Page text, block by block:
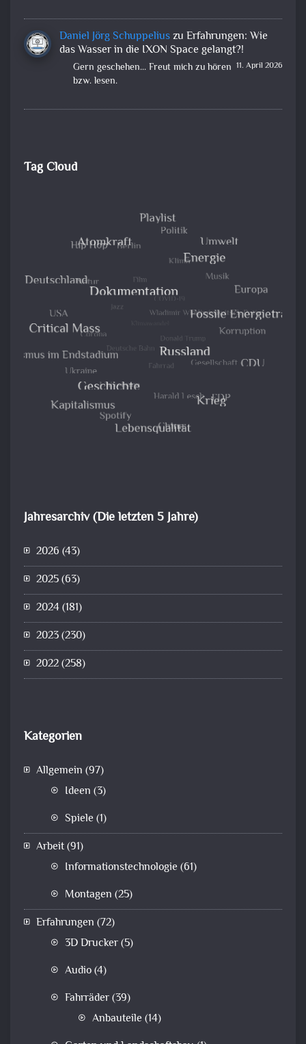
Daniel Jörg Schuppeliuszu Erfahrungen: Wie
das Wasser in die IXON Space gelangt?!
11. April 2026
Gern geschehen... Freut mich zu hören
bzw. lesen.
Tag Cloud
Jahresarchiv (Die letzten 5 Jahre)
2026 (43)
2025(63)
2024(181)
2023(230)
2022(258)
Kategorien
Allgemein (97)
Ideen (3)
Spiele (1)
Arbeit(91)
Informationstechnologie (61)
Montagen (25)
Erfahrungen (72)
3D Drucker(5)
Audio(4)
Fahrräder(39)
Anbauteile (14)